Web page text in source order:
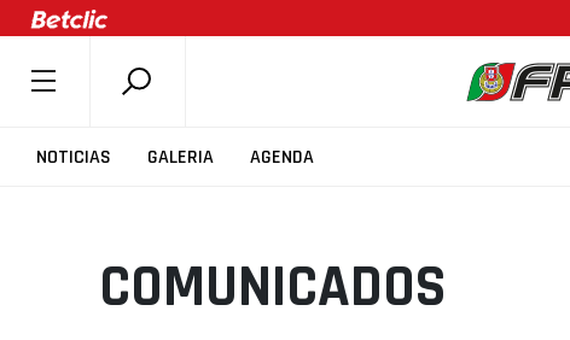
NOTICIAS GALERIA AGENDA
SOBRE A FPB
COMPETIÇÕES
ASSOCIAÇÕES
COMUNICADOS